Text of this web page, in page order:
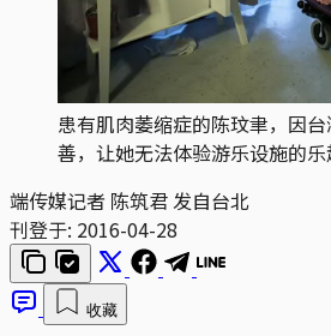
患有肌肉萎缩症的陈玟聿，因
善，让她无法体验游乐设施的乐
端传媒记者 陈筑君 发自台北
刊登于: 2016-04-28
收藏